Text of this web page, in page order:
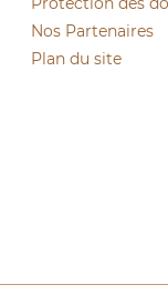
Nos Partenaires
Plan du site